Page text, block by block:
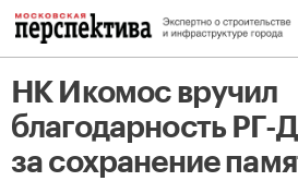
НК Икомос вручил
благодарность РГ-
за сохранение